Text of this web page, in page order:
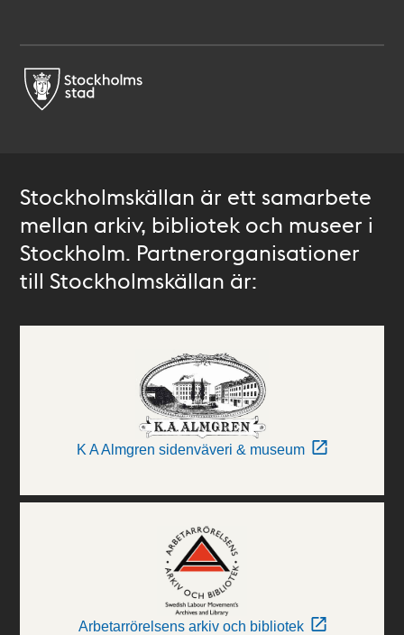
Stockholmskällan är ett samarbete
mellan arkiv, bibliotek och museer i
Stockholm. Partnerorganisationer
till Stockholmskällan är:
K A Almgren sidenväveri & museum
Arbetarrörelsens arkiv och bibliotek